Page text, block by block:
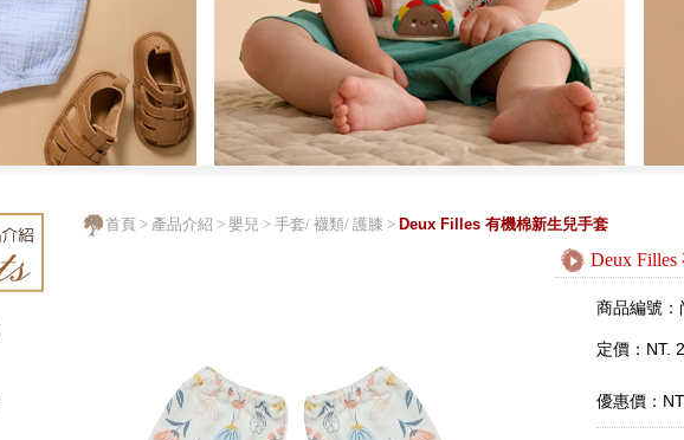
首頁 > 產品介紹 > 嬰兒 > 手套/ 襪類/ 護膝 > Deux Filles 有機棉新生兒手套
Deux
商品編號：
定價：NT.
優惠價：